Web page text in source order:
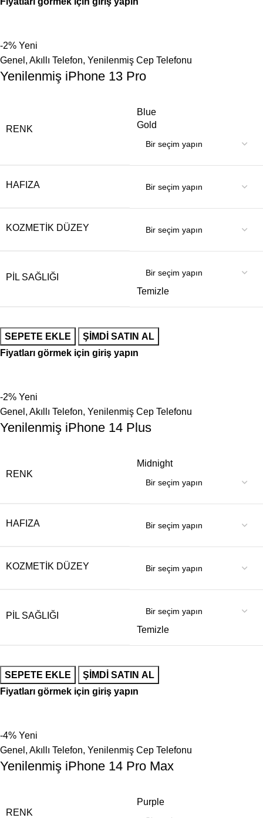
-2% Yeni
Genel , Akıllı Telefon, Yenilenmiş Cep Telefonu
Yenilenmiş iPhone 13 Pro
RENK
Blue
Gold
HAFIZA
KOZMETIK DÜZEY
PIL SAĞLIĞI
Temizle
SEPETE EKLE
ŞIMDI SATIN AL
Fiyatları görmek için giriş yapın
-2% Yeni
Genel , Akıllı Telefon, Yenilenmiş Cep Telefonu
Yenilenmiş iPhone 14 Plus
RENK
Midnight
HAFIZA
KOZMETIK DÜZEY
PIL SAĞLIĞI
Temizle
SEPETE EKLE
ŞIMDI SATIN AL
Fiyatları görmek için giriş yapın
-4% Yeni
Genel , Akıllı Telefon, Yenilenmiş Cep Telefonu
Yenilenmiş iPhone 14 Pro Max
RENK
Purple